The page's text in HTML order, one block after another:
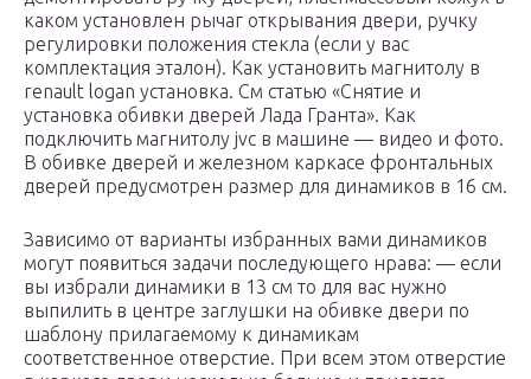
каком установлен рычаг открывания двери, ручку
регулировки положения стекла (если у вас
комплектация эталон). Как установить магнитолу в
renault logan установка. См статью «Снятие и
установка обивки дверей Лада Гранта». Как
подключить магнитолу jvc в машине — видео и фото.
В обивке дверей и железном каркасе фронтальных
дверей предусмотрен размер для динамиков в 16 см.
Зависимо от варианты избранных вами динамиков
могут появиться задачи последующего нрава: — если
вы избрали динамики в 13 см то для вас нужно
выпилить в центре заглушки на обивке двери по
шаблону прилагаемому к динамикам
соответственное отверстие. При всем этом отверстие